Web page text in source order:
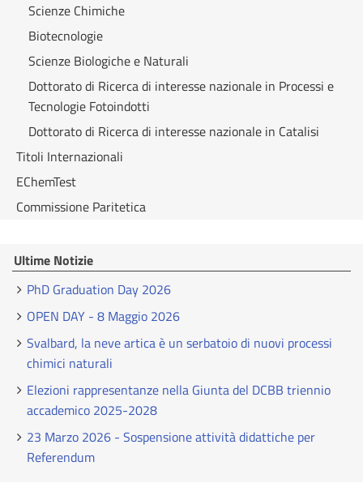
Scienze Chimiche
Biotecnologie
Scienze Biologiche e Naturali
Dottorato di Ricerca di interesse nazionale in Processi e
Tecnologie Fotoindotti
Dottorato di Ricerca di interesse nazionale in Catalisi
Titoli Internazionali
EChemTest
Commissione Paritetica
Ultime Notizie
PhD Graduation Day 2026
OPEN DAY - 8 Maggio 2026
Svalbard, la neve artica è un serbatoio di nuovi processi
chimici naturali
Elezioni rappresentanze nella Giunta del DCBB triennio
accademico 2025-2028
23 Marzo 2026 - Sospensione attività didattiche per
Referendum